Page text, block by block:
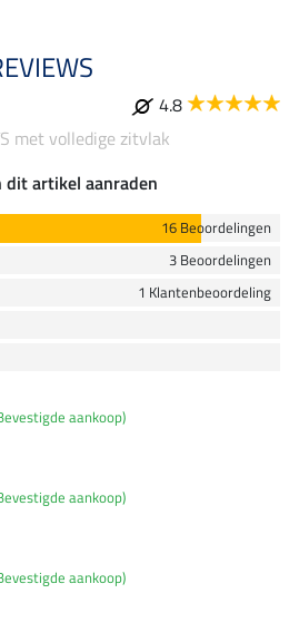
4.8
met volledige zitvlak
dit artikel aanraden
16 Beoordelingen
3 Beoordelingen
1 Klantenbeoordeling
aankoop)
aankoop)
aankoop)